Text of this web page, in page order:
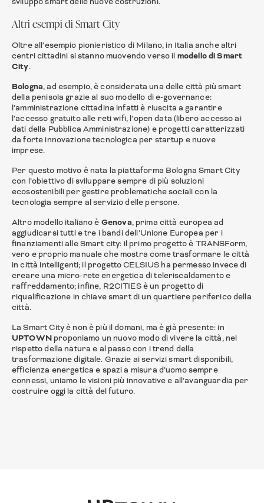
Altri esempi di Smart City
Oltre all’esempio pionieristico di Milano, in Italia anche altri
centri cittadini si stanno muovendo verso il modello di Smart
City.
Bologna, ad esempio, è considerata una delle città più smart
della penisola grazie al suo modello di e-governance:
l’amministrazione cittadina infatti è riuscita a garantire
l’accesso gratuito alle reti wifi, l’open data (libero accesso ai
dati della Pubblica Amministrazione) e progetti caratterizzati
da forte innovazione tecnologica per startup e nuove
imprese.
Per questo motivo è nata la piattaforma Bologna Smart City
con l’obiettivo di sviluppare sempre di più soluzioni
ecosostenibili per gestire problematiche sociali con la
tecnologia sempre al servizio delle persone.
Altro modello italiano è Genova, prima città europea ad
aggiudicarsi tutti e tre i bandi dell’Unione Europea per i
finanziamenti alle Smart city: il primo progetto è TRANSForm,
vero e proprio manuale che mostra come trasformare le città
in città intelligenti; il progetto CELSIUS ha permesso invece di
creare una micro-rete energetica di teleriscaldamento e
raffreddamento; infine, R2CITIES è un progetto di
riqualificazione in chiave smart di un quartiere periferico della
città.
La Smart City è non è più il domani, ma è già presente: in
UPTOWNproponiamo un nuovo modo di vivere la città, nel
rispetto della natura e al passo con i trend della
trasformazione digitale. Grazie ai servizi smart disponibili,
efficienza energetica e spazi a misura d’uomo sempre
connessi, uniamo le visioni più innovative e all’avanguardia per
costruire oggi la città del futuro.